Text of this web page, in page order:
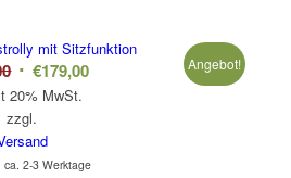
mit Sitzfunktion
Ursprünglicher
Preis
war:
€199,00
€179,00Aktueller
20% MwSt.
zzgl.
ca. 2-3 Werktage
Angebot!